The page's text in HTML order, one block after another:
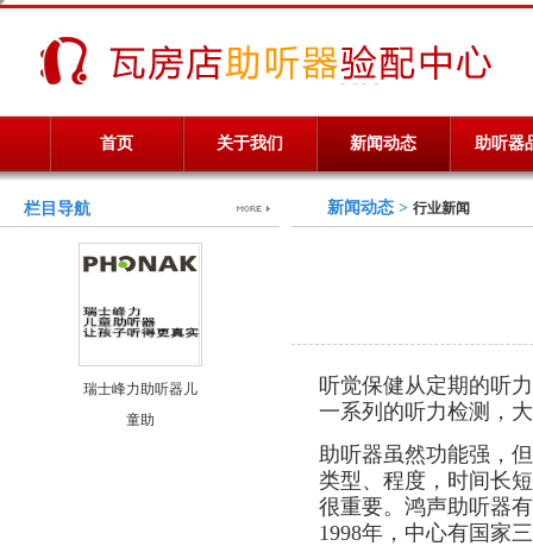
首页 关于我们 新闻动态 助听器
栏目导航
瑞士峰力助听器儿
童助
新闻动态 > 行业新闻
听觉保健从定期的听
一系列的听力检测，
助听器虽然功能强，
类型、程度，时间长
很重要。鸿声助听器
1998年，中心有国家